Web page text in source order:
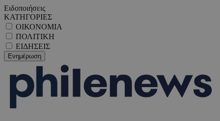
Ειδοποιήσεις
ΚΑΤΗΓΟΡΙΕΣ
ΟΙΚΟΝΟΜΙΑ
ΠΟΛΙΤΙΚΗ
ΕΙΔΗΣΕΙΣ